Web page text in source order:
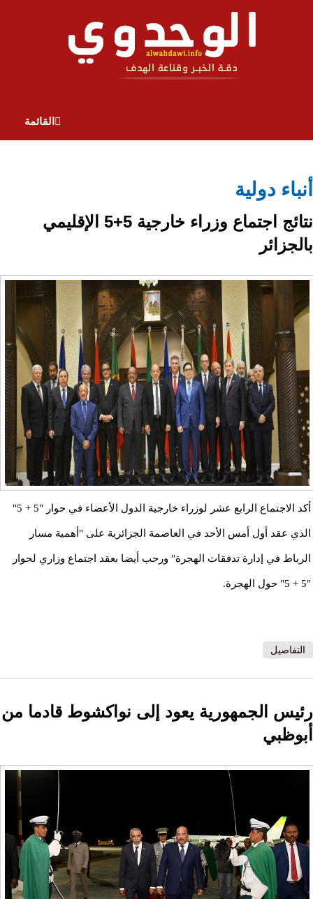
القائمة
أنباء دولية
نتائج اجتماع وزراء خارجية 5+5 الإقليمي
بالجزائر
أكد الاجتماع الرابع عشر لوزراء خارجية الدول الأعضاء في حوار ​​"5 + 5"
الذي عقد أول أمس الأحد في العاصمة الجزائرية على "أهمية مسار
الرباط في إدارة تدفقات الهجرة" ورحب أيضا بعقد اجتماع وزاري لحوار
"5 + 5" حول الهجرة.
التفاصيل
رئيس الجمهورية يعود إلى نواكشوط قادما من
أبوظبي